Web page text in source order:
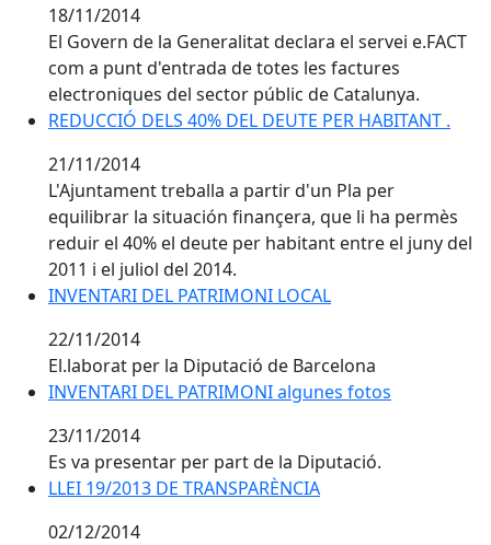
18/11/2014
El Govern de la Generalitat declara el servei e.FACT
com a punt d'entrada de totes les factures
electroniques del sector públic de Catalunya.
REDUCCIÓ DELS 40% DEL DEUTE PER HABITANT .
21/11/2014
L'Ajuntament treballa a partir d'un Pla per
equilibrar la situación finançera, que li ha permès
reduir el 40% el deute per habitant entre el juny del
2011 i el juliol del 2014.
INVENTARI DEL PATRIMONI LOCAL
22/11/2014
El.laborat per la Diputació de Barcelona
INVENTARI DEL PATRIMONI algunes fotos
23/11/2014
Es va presentar per part de la Diputació.
LLEI 19/2013 DE TRANSPARÈNCIA
02/12/2014